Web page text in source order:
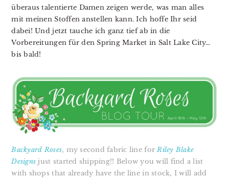
überaus talentierte Damen zeigen werde, was man alles
mit meinen Stoffen anstellen kann. Ich hoffe Ihr seid
dabei! Und jetzt tauche ich ganz tief ab in die
Vorbereitungen für den Spring Market in Salt Lake City…
bis bald!
Backyard Roses, my second fabric line for Riley Blake
Designs just started shipping!! Below you will find a list
with shops that already have the line in stock, I will add